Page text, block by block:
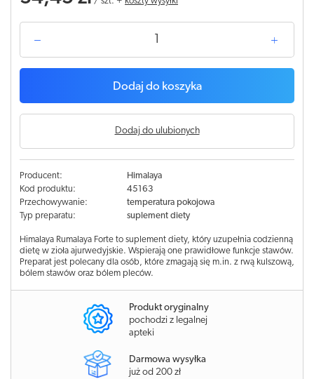
Dodaj do koszyka
Dodaj do ulubionych
Producent:
Himalaya
Kod produktu:
45163
Przechowywanie:
temperatura pokojowa
Typ preparatu:
suplement diety
Himalaya Rumalaya Forte to suplement diety, który uzupełnia codzienną
dietę w zioła ajurwedyjskie. Wspierają one prawidłowe funkcje stawów.
Preparat jest polecany dla osób, które zmagają się m.in. z rwą kulszową,
bólem stawów oraz bólem pleców.
Produkt oryginalny
pochodzi z legalnej
apteki
Darmowa wysyłka
już od 200 zł